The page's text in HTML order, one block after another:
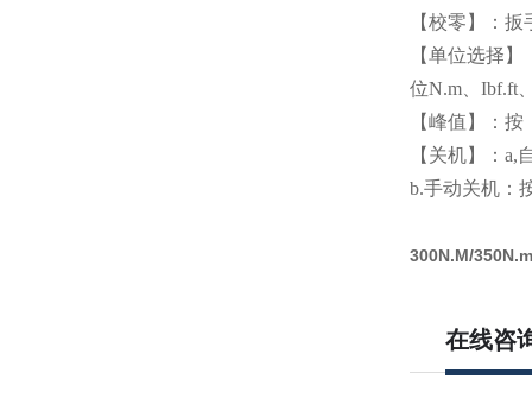
【校零】：
【单位选择
位N.m、Ibf.ft
【峰值】：
【关机】：
b.手动关机：
300N.M/
在线咨